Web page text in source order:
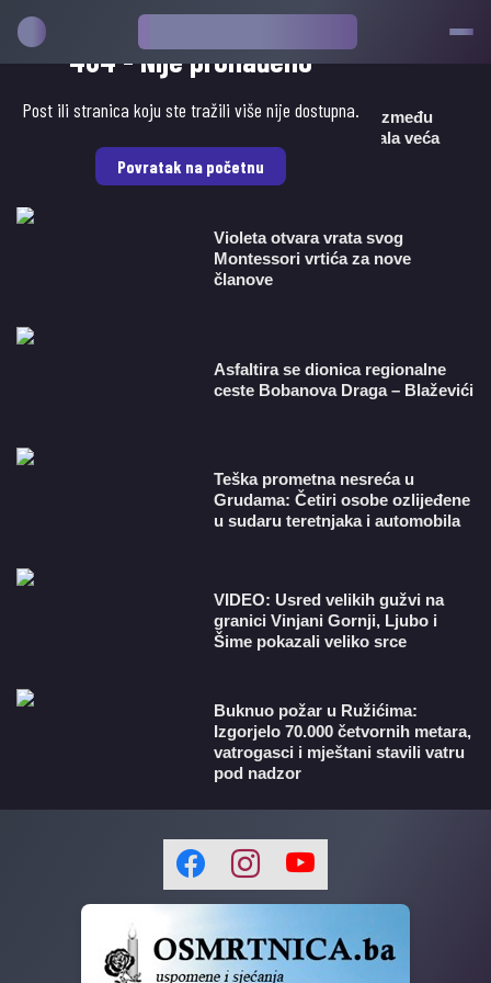
404 - Nije pronađeno
Post ili stranica koju ste tražili više nije dostupna.
Povratak na početnu
Popularno
Zapalio se automobil između
Gruda i Posušja, nastala veća
materijalna šteta
Violeta otvara vrata svog
Montessori vrtića za nove
članove
Asfaltira se dionica regionalne
ceste Bobanova Draga – Blaževići
Teška prometna nesreća u
Grudama: Četiri osobe ozlijeđene
u sudaru teretnjaka i automobila
VIDEO: Usred velikih gužvi na
granici Vinjani Gornji, Ljubo i
Šime pokazali veliko srce
Buknuo požar u Ružićima:
Izgorjelo 70.000 četvornih metara,
vatrogasci i mještani stavili vatru
pod nadzor